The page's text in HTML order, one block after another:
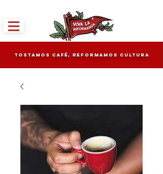
tostamos café, reformamos cultura